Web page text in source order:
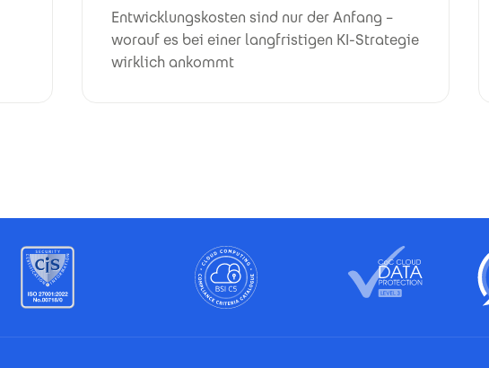
Entwicklungskosten sind nur der Anfang –
worauf es bei einer langfristigen KI-Strategie
wirklich ankommt